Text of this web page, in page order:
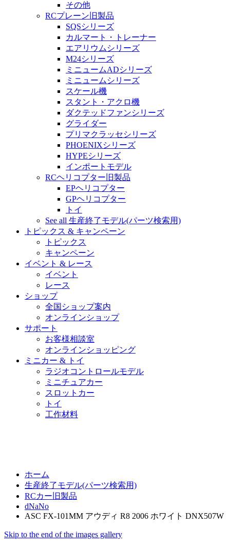
その他
RCプレーン旧製品
SQSシリーズ
カルマート・トレーナー
エアリウムシリーズ
M24シリーズ
ミニュームADシリーズ
ミニュームシリーズ
スケール機
スタント・アクロ機
ダクテッドファンシリーズ
グライダー
プリマクラッセシリーズ
PHOENIXシリーズ
HYPEシリーズ
インポートモデル
RCヘリコプター旧製品
EPヘリコプター
GPヘリコプター
トイ
See all 生産終了モデル(パーツ検索用)
トピックス & キャンペーン
トピックス
キャンペーン
イベント & レース
イベント
レース
ショップ
全国ショップ案内
オンラインショップ
サポート
お客様相談室
オンラインショッピング
ミニカー & トイ
ラジオコントロールモデル
ミニチュアカー
スロットカー
トイ
工作材料
ホーム
生産終了モデル(パーツ検索用)
RCカー旧製品
dNaNo
ASC FX-101MM アウディ R8 2006 ホワイト DNX507W
Skip to the end of the images gallery